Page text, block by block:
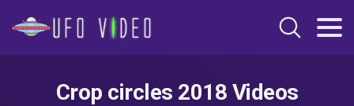
Crop circles 2018 Videos